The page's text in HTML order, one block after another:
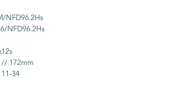
NFD96.2Hs
NFD96.2Hs
172mm
34